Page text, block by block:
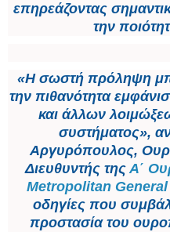
επηρεάζοντας
την
«Η σωστή πρόληψη
την πιθανότητα
και άλλων
συστήματος»,
Αργυρόπουλος,
Διευθυντής τηςΑ΄
Metropolitan General
οδηγίες που
προστασία του